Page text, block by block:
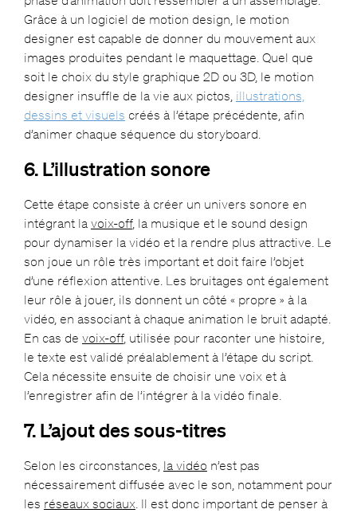
Grâce à un logiciel de motion design, le motion
designer est capable de donner du mouvement aux
images produites pendant le maquettage. Quel que
soit le choix du style graphique 2D ou 3D, le motion
designer insuffle de la vie aux pictos, illustrations,
dessins et visuels créés à l’étape précédente, afin
d’animer chaque séquence du storyboard.
6. L’illustration sonore
Cette étape consiste à créer un univers sonore en
intégrant la voix-off, la musique et le sound design
pour dynamiser la vidéo et la rendre plus attractive. Le
son joue un rôle très important et doit faire l’objet
d’une réflexion attentive. Les bruitages ont également
leur rôle à jouer, ils donnent un côté « propre » à la
vidéo, en associant à chaque animation le bruit adapté.
En cas de voix-off, utilisée pour raconter une histoire,
le texte est validé préalablement à l’étape du script.
Cela nécessite ensuite de choisir une voix et à
l’enregistrer afin de l’intégrer à la vidéo finale.
7. L’ajout des sous-titres
Selon les circonstances, la vidéo n’est pas
nécessairement diffusée avec le son, notamment pour
les réseaux sociaux. Il est donc important de penser à